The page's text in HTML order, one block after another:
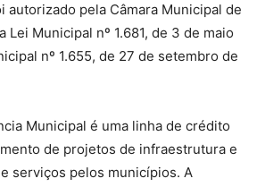
autorizado pela Câmara Municipal de
Lei Municipal nº 1.681, de 3 de maio
nº 1.655, de 27 de setembro de
Municipal é uma linha de crédito
de projetos de infraestrutura e
serviços pelos municípios. A